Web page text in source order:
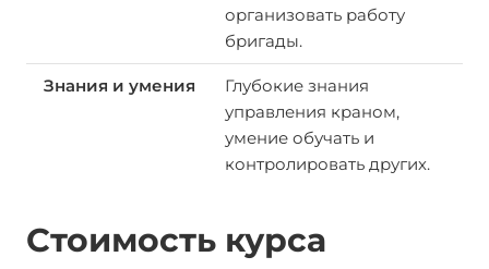
организовать работу
бригады.
Глубокие знания
управления краном,
умение обучать и
контролировать других.
Стоимость курса